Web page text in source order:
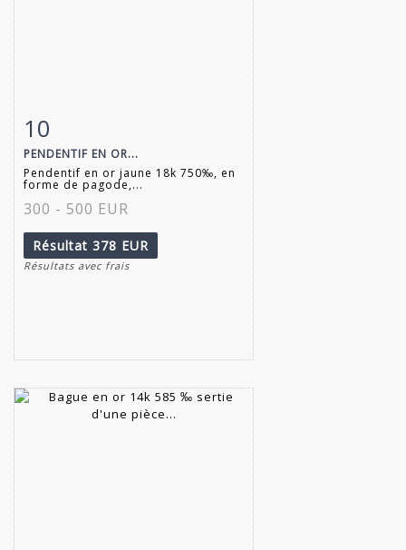
Fiche détaillée
10
PENDENTIF EN OR...
Pendentif en or jaune 18k 750‰, en
forme de pagode,...
300 - 500 EUR
Résultat 378 EUR
Résultats avec frais